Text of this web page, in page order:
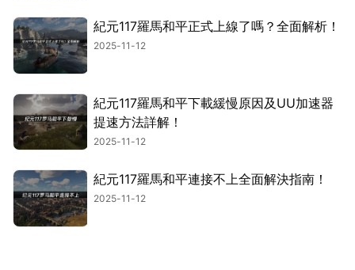
紀元117羅馬和平正式上線了嗎？全面解析！
2025-11-12
紀元117羅馬和平下載緩慢原因及UU加速器
提速方法詳解！
2025-11-12
紀元117羅馬和平連接不上全面解決指南！
2025-11-12